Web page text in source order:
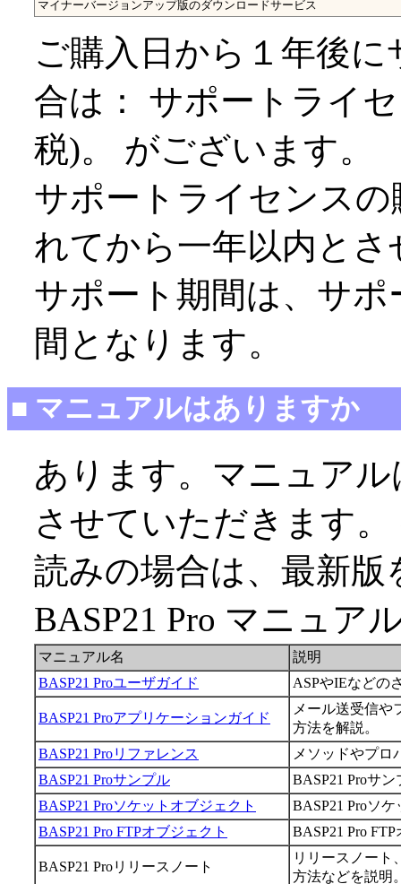
ご購入日から１年後
合は： サポートライ
税)。 がございます。
サポートライセンス
れてから一年以内と
サポート期間は、サ
間となります。
■ マニュアルはありますか
あります。マニュア
させていただきます
読みの場合は、最新
BASP21 Pro マニュア
マニュアル名
説明
BASP21 Proユーザガイド
ASPやIEなどの
BASP21 Proアプリケーションガイド
メール送受信や
方法を解説。
BASP21 Proリファレンス
メソッドやプロ
BASP21 Proサンプル
BASP21 Proサン
BASP21 Proソケットオブジェクト
BASP21 Proソ
BASP21 Pro FTPオブジェクト
BASP21 Pro
BASP21 Proリリースノート
リリースノート
方法などを説明